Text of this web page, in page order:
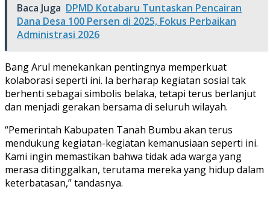
Baca Juga DPMD Kotabaru Tuntaskan Pencairan
Dana Desa 100 Persen di 2025, Fokus Perbaikan
Administrasi 2026
Bang Arul menekankan pentingnya memperkuat
kolaborasi seperti ini. Ia berharap kegiatan sosial tak
berhenti sebagai simbolis belaka, tetapi terus berlanjut
dan menjadi gerakan bersama di seluruh wilayah.
“Pemerintah Kabupaten Tanah Bumbu akan terus
mendukung kegiatan-kegiatan kemanusiaan seperti ini.
Kami ingin memastikan bahwa tidak ada warga yang
merasa ditinggalkan, terutama mereka yang hidup dalam
keterbatasan,” tandasnya.